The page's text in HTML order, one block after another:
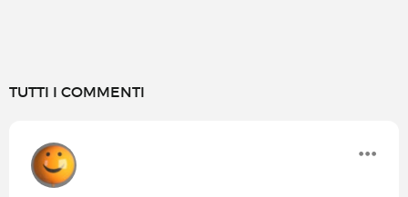
TUTTI I COMMENTI